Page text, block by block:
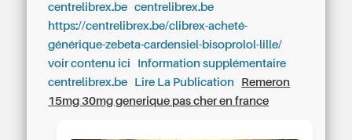
centrelibrex.be
centrelibrex.be
https://centrelibrex.be/clibrex-acheté-
générique-zebeta-cardensiel-bisoprolol-lille/
voir contenu ici
Information supplémentaire
centrelibrex.be
Lire La Publication
Remeron
15mg 30mg generique pas cher en france